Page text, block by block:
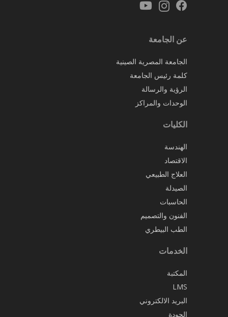
عن الجامعة
الجامعة المصرية الصينية
كلمة رئيس الجامعة
الرؤية والرسالة
الوحدات والمراكز
الكليات
الهندسة
الاقتصاد
العلاج الطبيعي
الصيدلة
الحاسبات
الفنون والتصميم
الطب البيطري
الخدمات
المكتبة
LMS
البريد الالكتروني
الجودة